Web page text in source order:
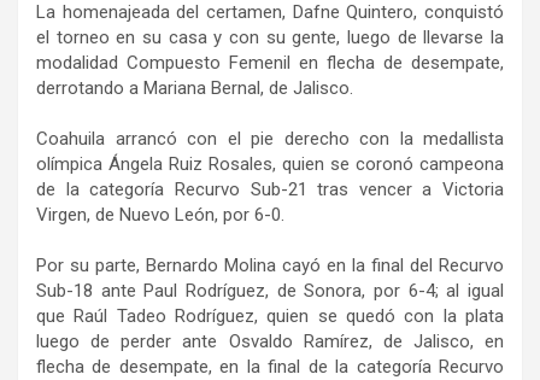
La homenajeada del certamen, Dafne Quintero, conquistó
el torneo en su casa y con su gente, luego de llevarse la
modalidad Compuesto Femenil en flecha de desempate,
derrotando a Mariana Bernal, de Jalisco.
Coahuila arrancó con el pie derecho con la medallista
olímpica Ángela Ruiz Rosales, quien se coronó campeona
de la categoría Recurvo Sub-21 tras vencer a Victoria
Virgen, de Nuevo León, por 6-0.
Por su parte, Bernardo Molina cayó en la final del Recurvo
Sub-18 ante Paul Rodríguez, de Sonora, por 6-4; al igual
que Raúl Tadeo Rodríguez, quien se quedó con la plata
luego de perder ante Osvaldo Ramírez, de Jalisco, en
flecha de desempate, en la final de la categoría Recurvo